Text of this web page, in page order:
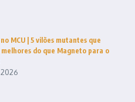
MCU | 5 vilões mutantes que
do que Magneto para o